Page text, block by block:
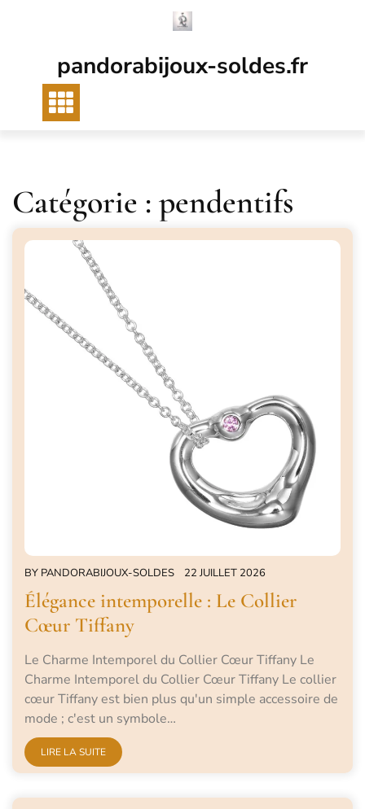
pandorabijoux-soldes.fr
Catégorie : pendentifs
BY PANDORABIJOUX-SOLDES 22 JUILLET 2026
Élégance intemporelle : Le Collier
Cœur Tiffany
Le Charme Intemporel du Collier Cœur Tiffany Le
Charme Intemporel du Collier Cœur Tiffany Le collier
cœur Tiffany est bien plus qu'un simple accessoire de
mode ; c'est un symbole…
LIRE LA SUITE